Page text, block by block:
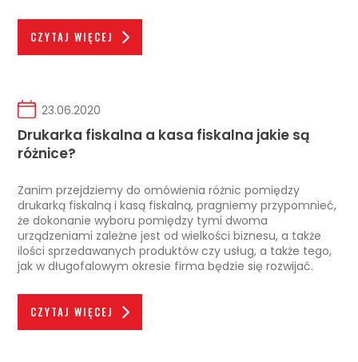
CZYTAJ WIĘCEJ
23.06.2020
Drukarka fiskalna a kasa fiskalna jakie są
różnice?
Zanim przejdziemy do omówienia różnic pomiędzy
drukarką fiskalną i kasą fiskalną, pragniemy przypomnieć,
że dokonanie wyboru pomiędzy tymi dwoma
urządzeniami zależne jest od wielkości biznesu, a także
ilości sprzedawanych produktów czy usług, a także tego,
jak w długofalowym okresie firma będzie się rozwijać.
CZYTAJ WIĘCEJ